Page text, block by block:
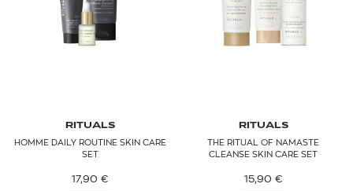
RITUALS
HOMME DAILY ROUTINE SKIN CARE
SET
17,90 €
RITUALS
THE RITUAL OF NAMASTE
CLEANSE SKIN CARE SET
15,90 €